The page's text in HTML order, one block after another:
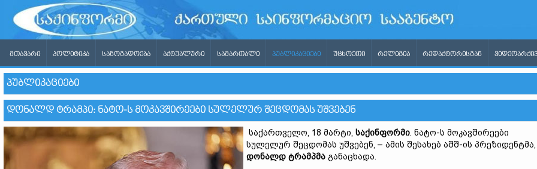
ᲛᲗᲐᲕᲐᲠᲘ ᲞᲝᲚᲘᲢᲘᲙᲐ ᲡᲐᲖᲝᲒᲐᲓᲝᲔᲑᲐ ᲐᲥᲢᲣᲐᲚᲣᲠᲘ ᲡᲐᲛᲐᲠᲗᲐᲚᲘ ᲞᲣᲑᲚᲘᲙᲐᲪᲘᲔᲑᲘ ᲣᲪᲮᲝᲔᲗᲘ ᲠᲔᲚᲘᲒᲘᲐ ᲠᲔᲓᲐᲥᲢᲝᲠᲘᲡᲒᲐᲜ
ᲞᲣᲑᲚᲘᲙᲐᲪᲘᲔᲑᲘ
ᲓᲝᲜᲐᲚᲓ ᲢᲠᲐᲛᲞᲘ: ᲜᲐᲢᲝ-Ს ᲛᲝᲙᲐᲕᲨᲘᲠᲔᲔᲑᲘ ᲡᲣᲚᲔᲚᲣᲠ ᲨᲔᲪᲓᲝᲛᲐᲡ ᲣᲨᲕᲔᲑᲔᲜ
საქართველო, 18 მარტი, საქინფორმი. ნატო-ს მოკავშირეები
სულელურ შეცდომას უშვებენ, – ამის შესახებ აშშ-ის პრეზიდენტმა,
დონალდ ტრამპმა განაცხადა.